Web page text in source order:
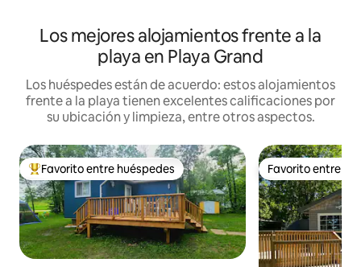
Los mejores alojamientos frente a la
playa en Playa Grand
Los huéspedes están de acuerdo: estos alojamientos
frente a la playa tienen excelentes calificaciones por
su ubicación y limpieza, entre otros aspectos.
De los mejores en Favorito entre huéspedes
Favorito entre huéspedes Favorito entre
Favorito entre